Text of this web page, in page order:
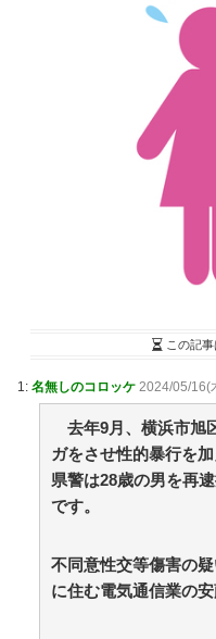
呼び名は100種類以
「暫」…あんこ入りの
ぶ？ 姫路では「御座
れると「大判焼き」に
何の気なしにまとめ
た絵が貼られてた【再
【絶望】学校の遠足
NEWまとめサイトアン
トー横キッズ、大人
【動画】秋田県職員
策に“マイナンバー”導
ネットやSNSが昔よ
めサイトアンテナ！
【議論】「宇宙の謎
かで繋がってるよな？
New World Antenna
36歳の彼女と結婚し
ら信じられない言葉が
Powered by livedoor 相互RSS
この記事
1: 名無しのコロッケ 2024/05/16(
去年9月、横浜市旭
ガをさせ性的暴行を
県警は28歳の男を再
です。
不同意性交等傷害の
に住む電気通信業の安